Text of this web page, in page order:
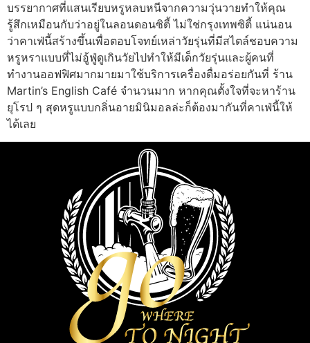
บรรยากาศที่แสนเรียบหรูหลบหนีจากความวุ่นวายทำให้คุณ
รู้สึกเหมือนกับว่าอยู่ในลอนดอนซิตี้ ไม่ใช่กรุงเทพซิตี้ แน่นอน
ว่าคาเฟ่นี้สร้างขึ้นเพื่อตอบโจทย์เหล่าวัยรุ่นที่มีสไตล์ชอบความ
หรูหราแบบที่ไม่อู้ฟู่ดูเกินวัยไปทำให้มีเด็กวัยรุ่นและผู้คนที่
ทำงานออฟฟิศมากมายมาใช้บริการเครื่องดื่มอร่อยกันที่ ร้าน
Martin’s English Café จำนวนมาก หากคุณตั้งใจที่จะหาร้าน
ยุโรป ๆ สุดหรูแบบกลิ่นอายมินิมอลล่ะก็ต้องมากันที่คาเฟ่นี้ให้
ได้เลย